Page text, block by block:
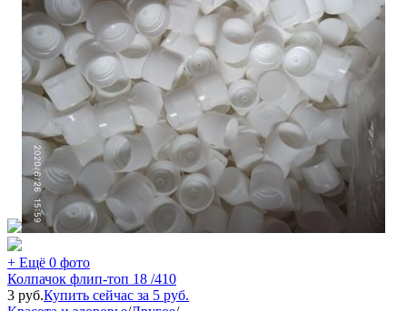
+ Ещё 0 фото
Колпачок флип-топ 18 /410
3 руб.Купить сейчас за 5 руб.